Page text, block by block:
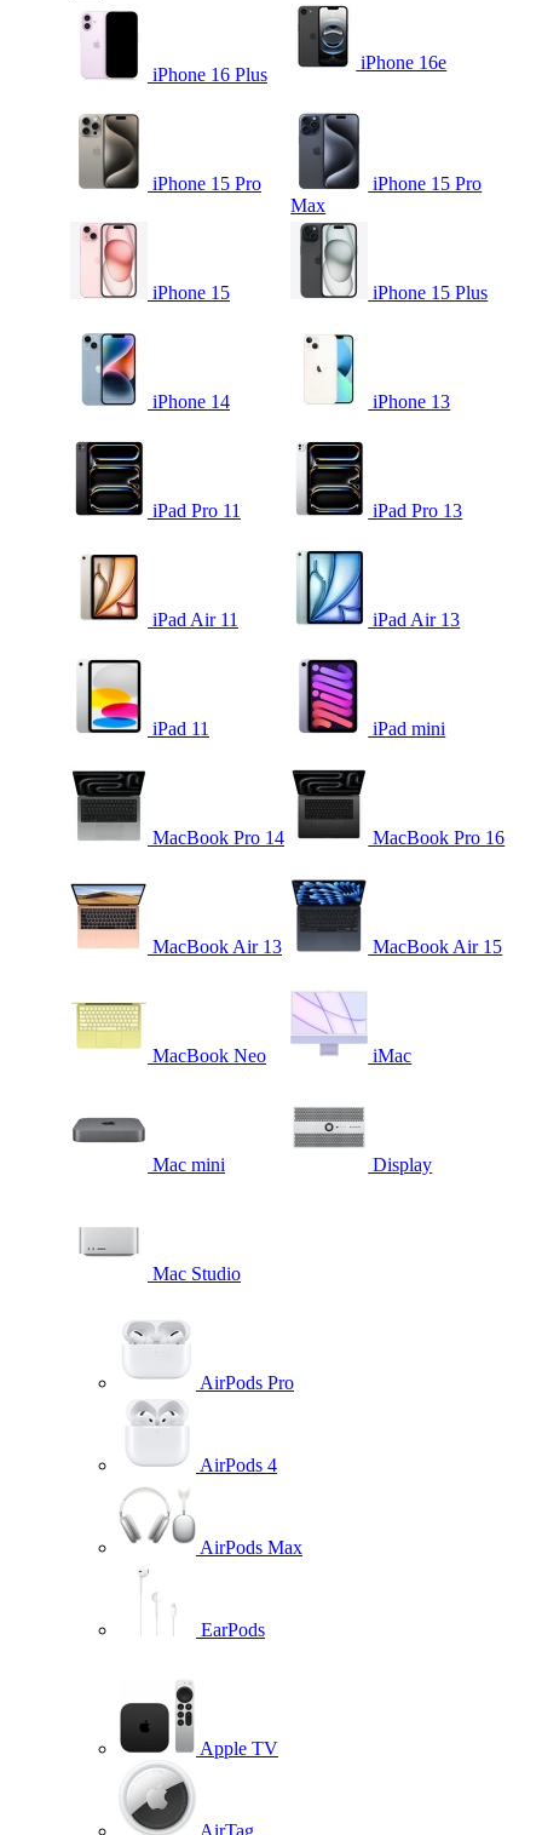
iPhone 16 Plus
iPhone 16e
iPhone 15 Pro
iPhone 15 Pro
Max
iPhone 15 iPhone 15 Plus
iPhone 14 iPhone 13
iPad Pro 11 iPad Pro 13
iPad Air 11 iPad Air 13
iPad 11 iPad mini
MacBook Pro 14 MacBook Pro 16
MacBook Air 13 MacBook Air 15
MacBook Neo iMac
Mac mini Display
Mac Studio
AirPods Pro
AirPods 4
AirPods Max
EarPods
Apple TV